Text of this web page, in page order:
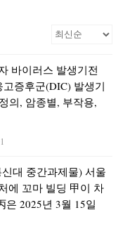
바이러스 발생기전
증후군(DIC) 발생기
의, 암종별, 부작용,
대 중간과제물) 서울
에 꼬마 빌딩 甲이 차
은 2025년 3월 15일